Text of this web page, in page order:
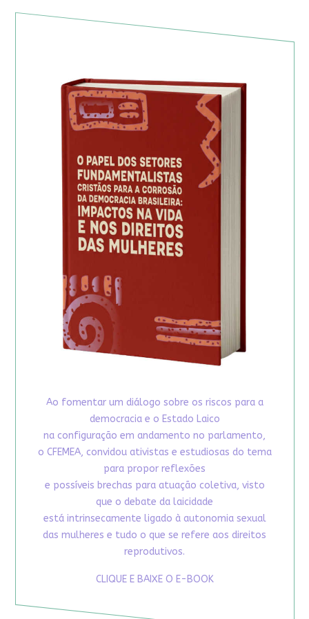
Ao fomentar um diálogo sobre os riscos para a
democracia e o Estado Laico
na configuração em andamento no parlamento,
o CFEMEA, convidou ativistas e estudiosas do tema
para propor reflexões
e possíveis brechas para atuação coletiva, visto
que o debate da laicidade
está intrinsecamente ligado à autonomia sexual
das mulheres e tudo o que se refere aos direitos
reprodutivos.
CLIQUE E BAIXE O E-BOOK